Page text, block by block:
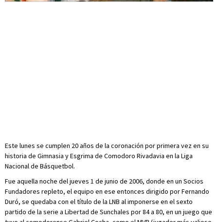
Este lunes se cumplen 20 años de la coronación por primera vez en su
historia de Gimnasia y Esgrima de Comodoro Rivadavia en la Liga
Nacional de Básquetbol.
Fue aquella noche del jueves 1 de junio de 2006, donde en un Socios
Fundadores repleto, el equipo en ese entonces dirigido por Fernando
Duró, se quedaba con el título de la LNB al imponerse en el sexto
partido de la serie a Libertad de Sunchales por 84 a 80, en un juego que